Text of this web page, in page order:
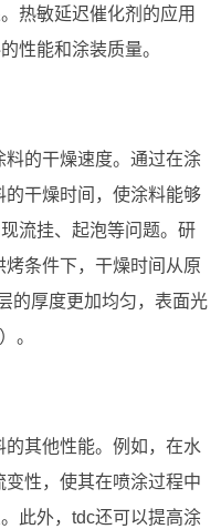
热敏延迟催化剂的应用
性能和涂装质量。
的干燥速度。通过在涂
干燥时间，使涂料能够
流挂、起泡等问题。研
条件下，干燥时间从原
的厚度更加均匀，表面光
。
其他性能。例如，在水
性，使其在喷涂过程中
此外，tdc还可以提高涂